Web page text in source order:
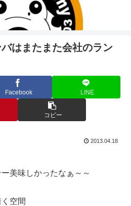
はまたまた会社のラン
Facebook LINE
コピー
2013.04.18
美味しかったなぁ～～
空間